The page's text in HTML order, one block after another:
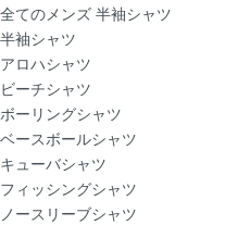
全てのメンズ 半袖シャツ
半袖シャツ
アロハシャツ
ビーチシャツ
ボーリングシャツ
ベースボールシャツ
キューバシャツ
フィッシングシャツ
ノースリーブシャツ